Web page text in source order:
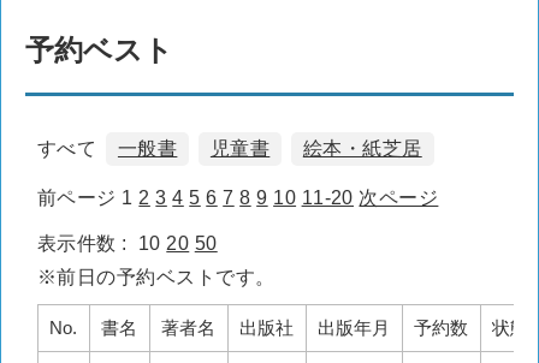
予約ベスト
すべて 一般書 児童書 絵本・紙芝居
前ページ 1 2 3 4 5 6 7 8 9 10 11-20 次ページ
表示件数 : 10 20 50
※前日の予約ベストです。
No. 書名 著者名 出版社 出版年月 予約数 状態